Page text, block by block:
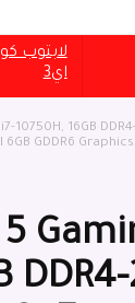
لابتوب
اي3
16GB
6GB GDDR6